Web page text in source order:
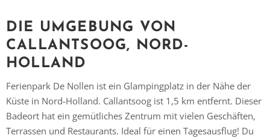
DIE UMGEBUNG VON
CALLANTSOOG, NORD-
HOLLAND
Ferienpark De Nollen ist ein Glampingplatz in der Nähe der
Küste in Nord-Holland. Callantsoog ist 1,5 km entfernt. Dieser
Badeort hat ein gemütliches Zentrum mit vielen Geschäften,
Terrassen und Restaurants. Ideal für einen Tagesausflug! Du
Vielen Dank für das Abonnieren unseres Newsletters.